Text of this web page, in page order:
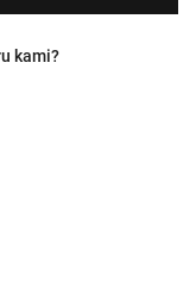
kami?